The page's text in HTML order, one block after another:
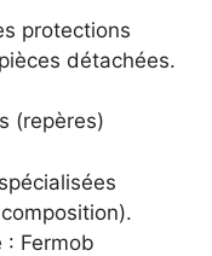
protections
détachées.
(repères)
: Fermob